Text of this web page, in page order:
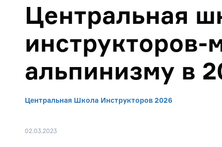
Центральная
инструкторов-
альпинизму в
Центральная Школа Инструкторов 2026
02.03.2023